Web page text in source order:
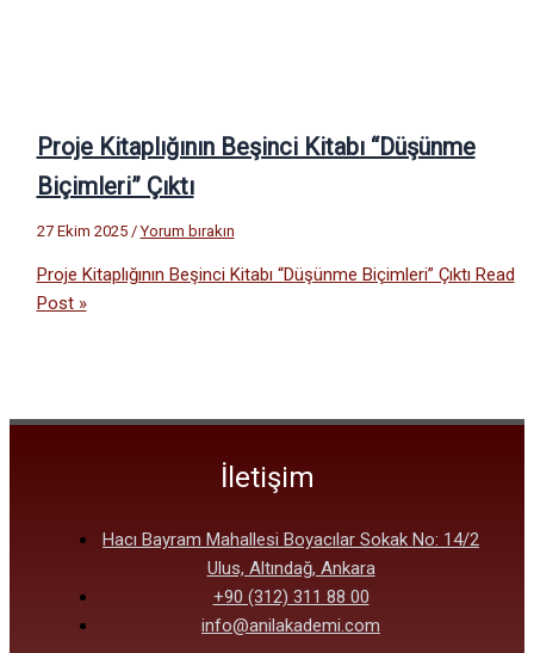
Proje Kitaplığının Beşinci Kitabı “Düşünme
Biçimleri” Çıktı
27 Ekim 2025 /Yorum bırakın
Proje Kitaplığının Beşinci Kitabı “Düşünme Biçimleri” Çıktı Read
Post »
İletişim
Hacı Bayram Mahallesi Boyacılar Sokak No: 14/2
Ulus, Altındağ, Ankara
+90 (312) 311 88 00
info@anilakademi.com